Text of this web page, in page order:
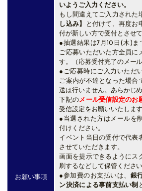
お願い事項
いようご入力ください。
もし間違えてご入力された
し込み】
と付けて、再度お
付が新しい方で受付とさせ
●抽選結果は7月10日(木) ま
ご応募いただいた方全員に
す。（応募受付完了のメー
●ご応募時にご入力いただ
ご案内が不達となった場合
送は行いません。あらかじ
下記のメール受信設定のお
受信設定をお願いいたします
●当選された方はメールを
付けください。
イベント当日の受付で代表
させていただきます。
画面を提示できるようにス
刷するなどして保管ください
●参加費のお支払いは、 銀
ン決済による事前支払い制